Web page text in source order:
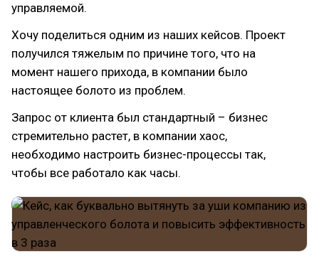
управляемой.
Хочу поделиться одним из наших кейсов. Проект
получился тяжелым по причине того, что на
момент нашего прихода, в компании было
настоящее болото из проблем.
Запрос от клиента был стандартный – бизнес
стремительно растет, в компании хаос,
необходимо настроить бизнес-процессы так,
чтобы все работало как часы.